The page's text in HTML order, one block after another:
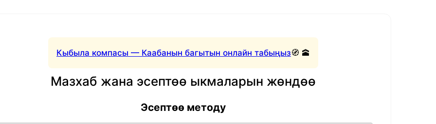
Кыбыла компасы — Каабанын багытын онлайн табыңыз🧭 🕋
Мазхаб жана эсептөө ыкмаларын жөндөө
Эсептөө методу